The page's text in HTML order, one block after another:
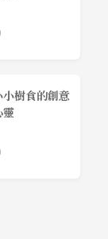
樹食的創意
靈